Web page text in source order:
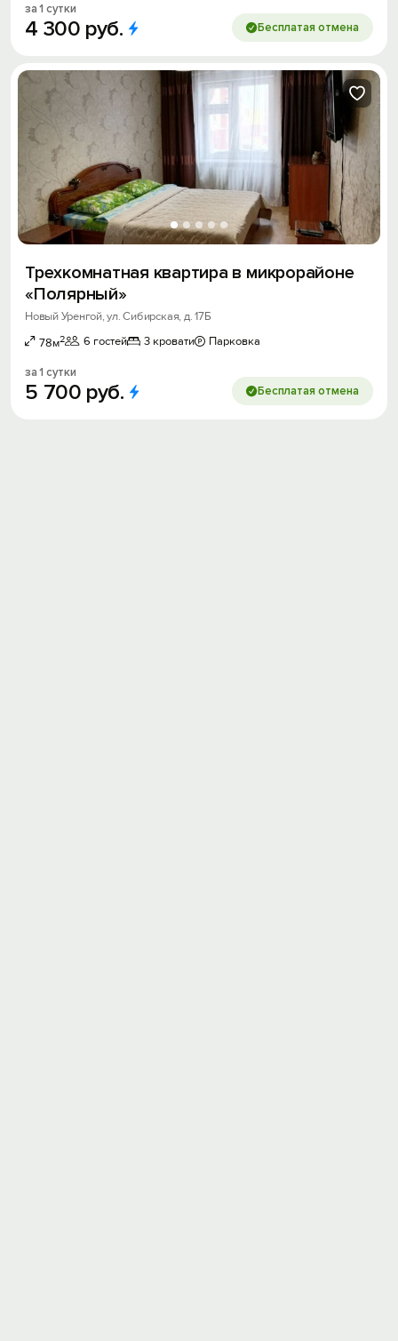
за 1 сутки
4 300 руб. Бесплатая отмена
Трехкомнатная квартира в микрорайоне
«Полярный»
Новый Уренгой, ул. Сибирская, д. 17Б
78м2 6 гостей 3 кровати Парковка
за 1 сутки
5 700 руб. Бесплатая отмена